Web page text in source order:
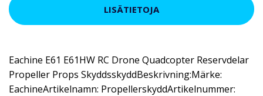
LISÄTIETOJA
Eachine E61 E61HW RC Drone Quadcopter Reservdelar
Propeller Props SkyddsskyddBeskrivning:Märke:
EachineArtikelnamn: PropellerskyddArtikelnummer: